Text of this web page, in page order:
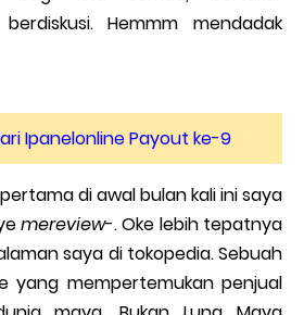
Hemmm mendadak
Ipanelonline Payout ke-9
di awal bulan kali ini saya
mereview-. Oke lebih tepatnya
saya di tokopedia. Sebuah
yang mempertemukan penjual